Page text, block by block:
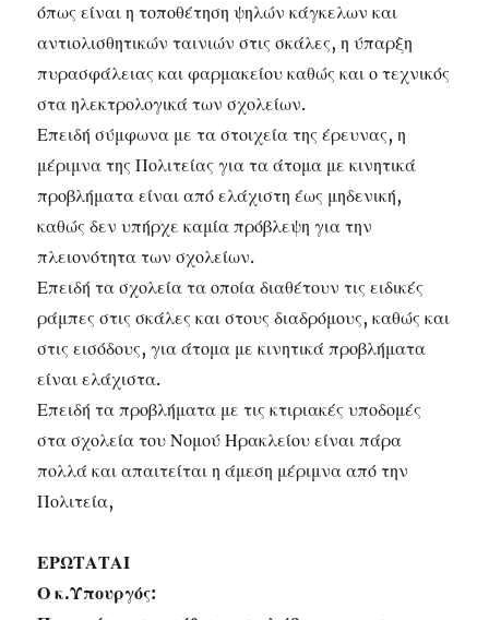
όπως είναι η τοποθέτηση ψηλών κάγκελων και
αντιολισθητικών ταινιών στις σκάλες, η ύπαρξη
πυρασφάλειας και φαρμακείου καθώς και ο τεχνικός
στα ηλεκτρολογικά των σχολείων.
Επειδή σύμφωνα με τα στοιχεία της έρευνας, η
μέριμνα της Πολιτείας για τα άτομα με κινητικά
προβλήματα είναι από ελάχιστη έως μηδενική,
καθώς δεν υπήρχε καμία πρόβλεψη για την
πλειονότητα των σχολείων.
Επειδή τα σχολεία τα οποία διαθέτουν τις ειδικές
ράμπες στις σκάλες και στους διαδρόμους, καθώς και
στις εισόδους, για άτομα με κινητικά προβλήματα
είναι ελάχιστα.
Επειδή τα προβλήματα με τις κτιριακές υποδομές
στα σχολεία του Νομού Ηρακλείου είναι πάρα
πολλά και απαιτείται η άμεση μέριμνα από την
Πολιτεία,
ΕΡΩΤΑΤΑΙ
Ο κ.Υπουργός: